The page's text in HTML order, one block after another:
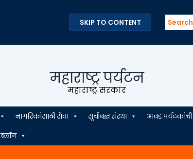
SKIP TO CONTENT
Search
for:
महाराष्ट्र पर्यटन
महाराष्ट्र सरकार
नागरिकांसाठी सेवा सूचीबद्ध संस्था आवड पर्यटकांची
ब्लॉग